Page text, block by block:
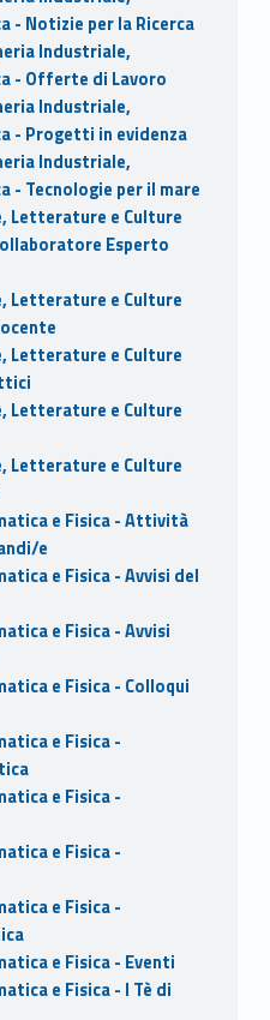
- Notizie per la Ricerca
Industriale,
- Offerte di Lavoro
Industriale,
- Progetti in evidenza
Industriale,
- Tecnologie per il mare
Letterature e Culture
Esperto
Letterature e Culture
Letterature e Culture
Letterature e Culture
Letterature e Culture
e Fisica - Attività
e
e Fisica - Avvisi del
e Fisica - Avvisi
e Fisica - Colloqui
e Fisica -
e Fisica -
e Fisica -
e Fisica -
e Fisica - Eventi
e Fisica - I Tè di